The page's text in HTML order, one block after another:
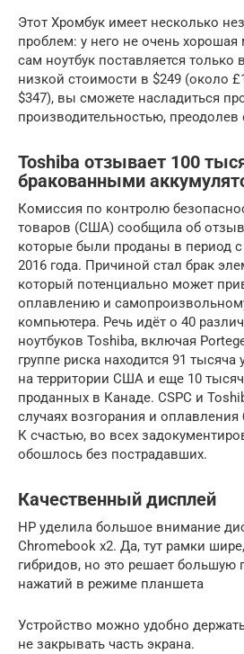
Этот Хромбук имеет несколько
проблем: у него не очень хорошая
сам ноутбук поставляется
низкой стоимости в $249 (около
$347), вы сможете насладиться
производительностью, преодолев
Toshiba отзывает 100
бракованными
Комиссия по контролю
товаров (США) сообщила об
которые были проданы в период
2016 года. Причиной стал брак
который потенциально может
оплавлению и
компьютера. Речь идёт о 40
ноутбуков Toshiba, включая
группе риска находится 91
на территории США и еще 10 тысяч
проданных в Канаде. CSPC и
случаях возгорания и оплавления
К счастью, во всех
обошлось без пострадавших.
Качественный дисплей
HP уделила большое внимание
Chromebook x2. Да, тут рамки
гибридов, но это решает большую
нажатий в режиме планшета
Устройство можно удобно
не закрывать часть экрана.